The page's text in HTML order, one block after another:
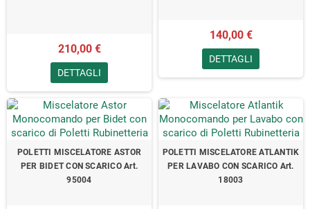
210,00 €
DETTAGLI
140,00 €
DETTAGLI
POLETTI MISCELATORE ASTOR
PER BIDET CON SCARICO Art.
95004
POLETTI MISCELATORE ATLANTIK
PER LAVABO CON SCARICO Art.
18003